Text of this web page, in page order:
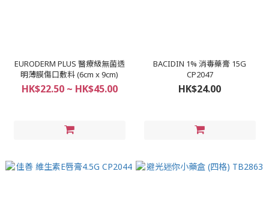
EURODERM PLUS 醫療級無菌透
明薄膜傷口敷料 (6cm x 9cm)
HK$22.50 ~ HK$45.00
BACIDIN 1% 消毒藥膏 15G
CP2047
HK$24.00